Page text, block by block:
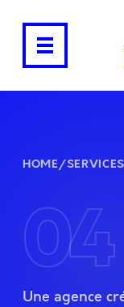
HOME/SERVICES
04
Une agence